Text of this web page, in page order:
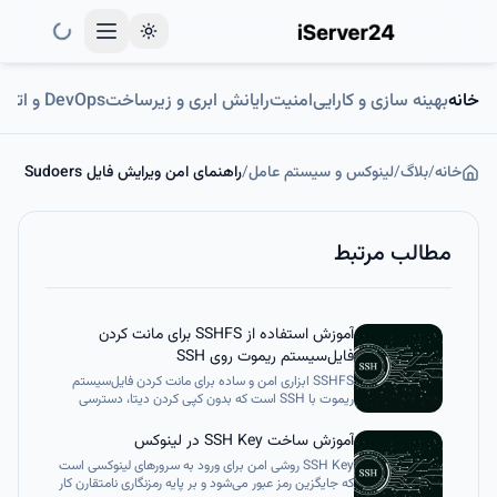
Toggle theme
خانهبهینه سازی و کاراییامنیترایانش ابری و زیرساختDevOps و اتوماسیون
خانه/بلاگ/لینوکس و سیستم عامل/راهنمای امن ویرایش فایل Sudoers
مطالب مرتبط
آموزش استفاده از SSHFS برای مانت کردن
فایل‌سیستم ریموت روی SSH
SSHFS ابزاری امن و ساده برای مانت کردن فایل‌سیستم
ریموت با SSH است که بدون کپی کردن دیتا، دسترسی
چندسکویی است، از لینوکس، مک و ویندوز پشتیبانی می‌کند
پروژه‌های AI/ML بهینه شده است. با SSHFS می‌توان
دیتاست‌های حجیم را مستقیم در پروژه‌های یادگیری
آموزش ساخت SSH Key در لینوکس
SSH Key روشی امن برای ورود به سرورهای لینوکسی است
که جایگزین رمز عبور می‌شود و بر پایه رمزنگاری نامتقارن کار